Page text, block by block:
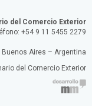
del Comercio Exterior
+54 9 11 5455 2279
Aires – Argentina
del Comercio Exterior